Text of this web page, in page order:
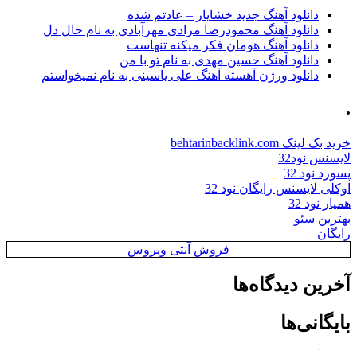
دانلود آهنگ جدید خشایار – عادتم شده
دانلود آهنگ محمودرضا مرادی مهرآبادی به نام حال دل
دانلود آهنگ هومان فکر میکنه تنهاست
دانلود آهنگ حسین مهدی به نام تو با من
دانلود ورژن آهسته آهنگ علی یاسینی به نام نمیخواستم
.
خرید بک لینک behtarinbacklink.com
لایسنس نود32
پسورد نود 32
اوکلی لایسنس رایگان نود 32
همیار نود 32
بهترین سئو
رایگان
فروش آنتی ویروس
آخرین دیدگاه‌ها
بایگانی‌ها